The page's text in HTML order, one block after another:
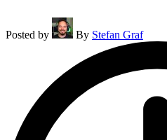
Posted by By Stefan Graf